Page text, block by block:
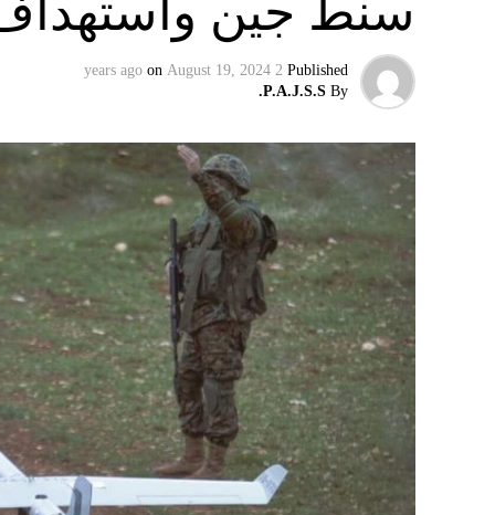
سنط جين
Published
2 years ago
on August 19, 2024
By
P.A.J.S.S.